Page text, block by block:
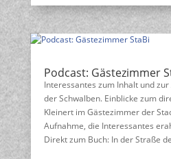
Podcast: Gästezimmer
Interessantes zum Inhalt und
der Schwalben. Einblicke zum
Kleinert im Gästezimmer der
Aufnahme, die Interessantes
Direkt zum Buch: In der Straße